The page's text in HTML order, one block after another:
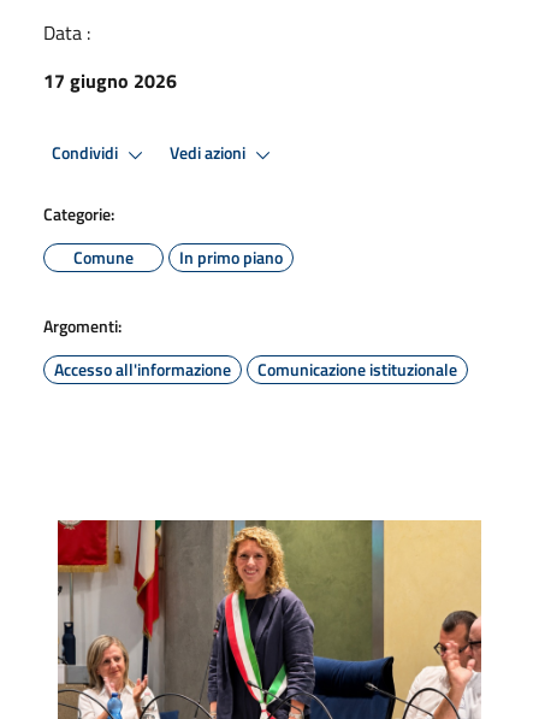
Data :
17 giugno 2026
Condividi Vedi azioni
Categorie:
Comune
In primo piano
Argomenti:
Accesso all'informazione
Comunicazione istituzionale